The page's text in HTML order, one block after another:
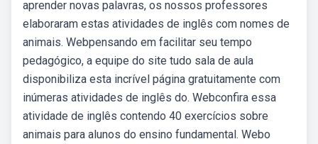
aprender novas palavras, os nossos professores
elaboraram estas atividades de inglês com nomes de
animais. Webpensando em facilitar seu tempo
pedagógico, a equipe do site tudo sala de aula
disponibiliza esta incrível página gratuitamente com
inúmeras atividades de inglês do. Webconfira essa
atividade de inglês contendo 40 exercícios sobre
animais para alunos do ensino fundamental. Webo